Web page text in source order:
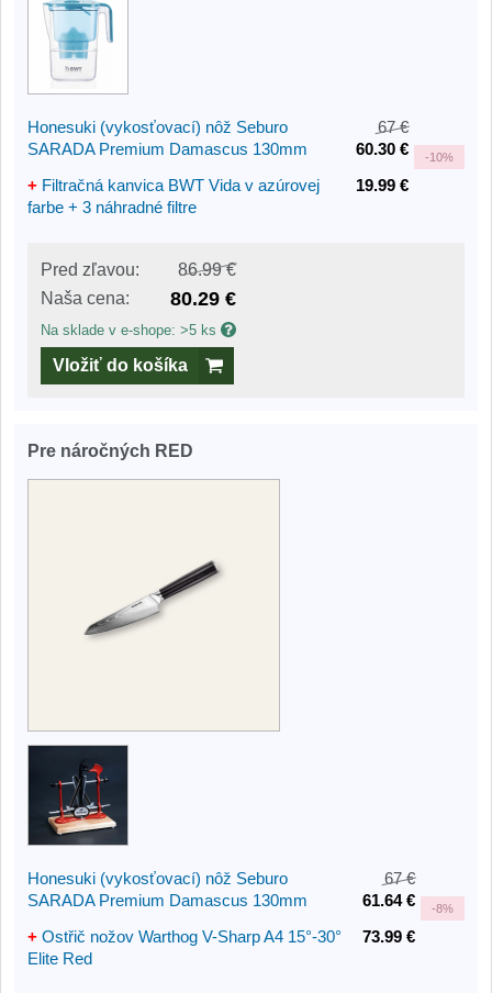
Honesuki (vykosťovací) nôž Seburo
SARADA Premium Damascus 130mm
67 €
60.30 €
-10%
+ Filtračná kanvica BWT Vida v azúrovej
farbe + 3 náhradné filtre
19.99 €
Pred zľavou:
86.99 €
Naša cena:
80.29 €
Na sklade v e-shope: >5 ks
Vložiť do košíka
Pre náročných RED
Honesuki (vykosťovací) nôž Seburo
SARADA Premium Damascus 130mm
67 €
61.64 €
-8%
+ Ostřič nožov Warthog V-Sharp A4 15°-30°
Elite Red
73.99 €